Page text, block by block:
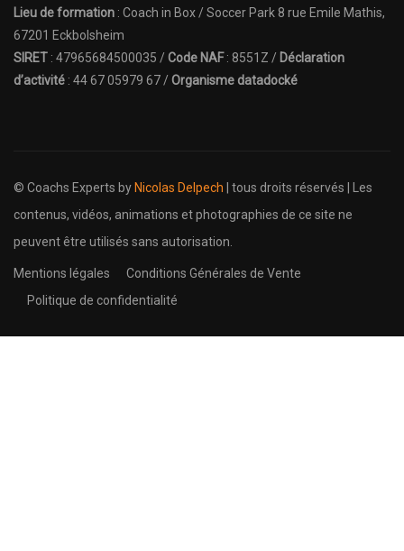
Lieu de formation : Coach in Box / Soccer Park 8 rue Emile Mathis,
67201 Eckbolsheim
SIRET : 47965684500035 /Code NAF: 8551Z / Déclaration
d’activité : 44 67 05979 67 /Organisme datadocké
© Coachs Experts by Nicolas Delpech | tous droits réservés | Les
contenus, vidéos, animations et photographies de ce site ne
peuvent être utilisés sans autorisation.
Mentions légales
Conditions Générales de Vente
Politique de confidentialité